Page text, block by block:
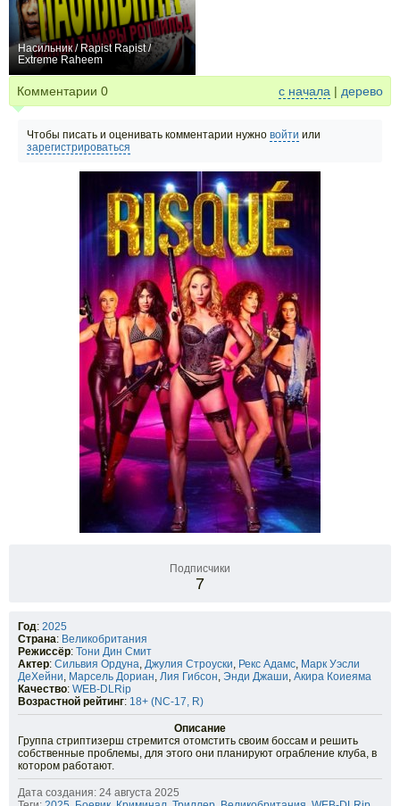
Насильник / Rapist Rapist /
Extreme Raheem
Комментарии 0 с начала | дерево
Чтобы писать и оценивать комментарии нужно войти или
зарегистрироваться
Подписчики
7
Год: 2025
Страна: Великобритания
Режиссёр: Тони Дин Смит
Актер: Сильвия Ордуна, Джулия Строуски, Рекс Адамс, Марк Уэсли
ДеХейни, Марсель Дориан, Лия Гибсон, Энди Джаши, Акира Коиеяма
Качество: WEB-DLRip
Возрастной рейтинг: 18+ (NC-17, R)
Описание
Группа стриптизерш стремится отомстить своим боссам и решить
собственные проблемы, для этого они планируют ограбление клуба, в
котором работают.
Дата создания: 24 августа 2025